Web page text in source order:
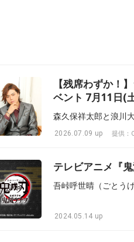
【残席わずか！
ベント 7月11日(
2026.07.09 up 提供：
テレビアニメ『
2024.05.14 up